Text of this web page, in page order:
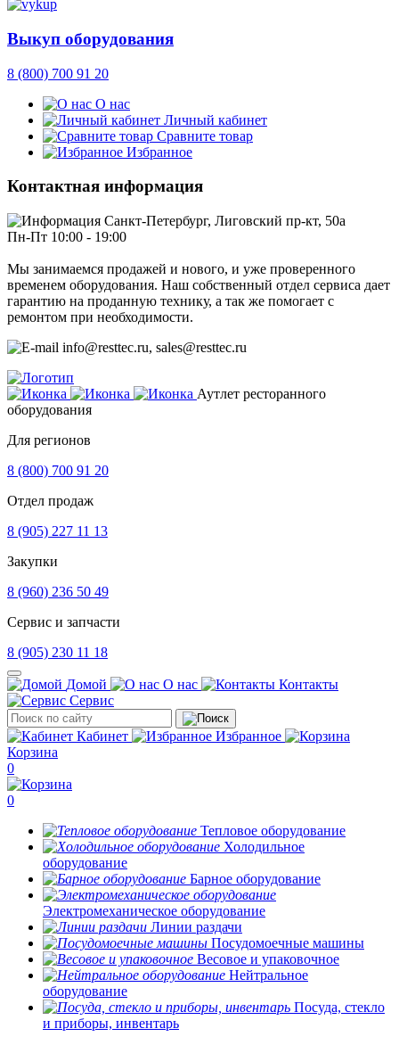
Выкуп оборудования
8 (800) 700 91 20
О нас
Личный кабинет
Сравните товар
Избранное
Контактная информация
Санкт-Петербург, Лиговский пр-кт, 50а
Пн-Пт 10:00 - 19:00
Мы занимаемся продажей и нового, и уже проверенного
временем оборудования. Наш собственный отдел сервиса дает
гарантию на проданную технику, а так же помогает с
ремонтом при необходимости.
info@resttec.ru, sales@resttec.ru
Аутлет ресторанного
оборудования
Для регионов
8 (800) 700 91 20
Отдел продаж
8 (905) 227 11 13
Закупки
8 (960) 236 50 49
Сервис и запчасти
8 (905) 230 11 18
Домой О нас
Контакты
Сервис
Кабинет
Избранное
Корзина
0
0
Тепловое оборудование
Холодильное
оборудование
Барное оборудование
Электромеханическое оборудование
Линии раздачи
Посудомоечные машины
Весовое и упаковочное
Нейтральное
оборудование
Посуда, стекло
и приборы, инвентарь